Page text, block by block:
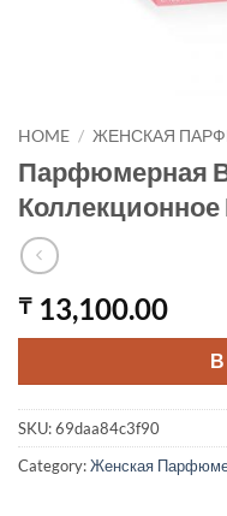
HOME / ЖЕНСКАЯ
Парфюмерная
₸ 13,100.00
SKU:69daa84c3f90
Category:Женская